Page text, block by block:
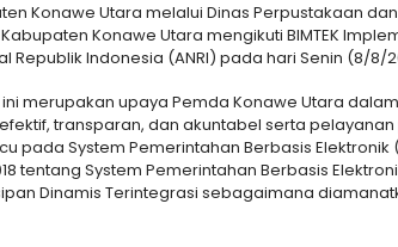
Konawe Utara melalui Dinas Perpustakaan
Konawe Utara mengikuti BIMTEK
Republik Indonesia (ANRI) pada hari Senin (8/8/
merupakan upaya Pemda Konawe Utara
transparan, dan akuntabel serta
pada System Pemerintahan Berbasis Elektronik
tentang System Pemerintahan Berbasis
Dinamis Terintegrasi sebagaimana